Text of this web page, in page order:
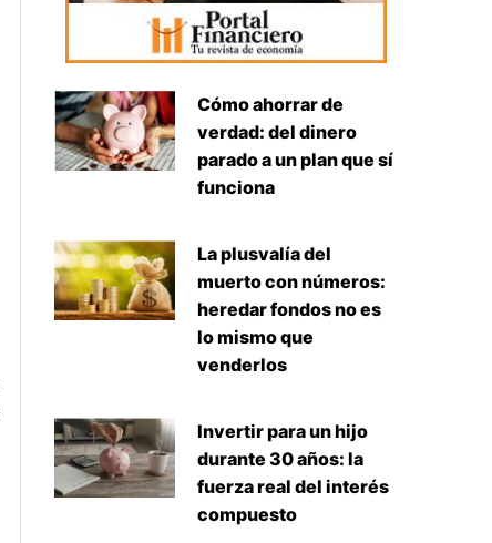
Cómo ahorrar de
verdad: del dinero
parado a un plan que sí
funciona
La plusvalía del
muerto con números:
heredar fondos no es
lo mismo que
venderlos
Invertir para un hijo
durante 30 años: la
fuerza real del interés
compuesto